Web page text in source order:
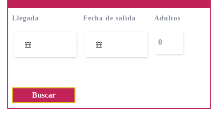
Llegada Fecha de salida Adultos